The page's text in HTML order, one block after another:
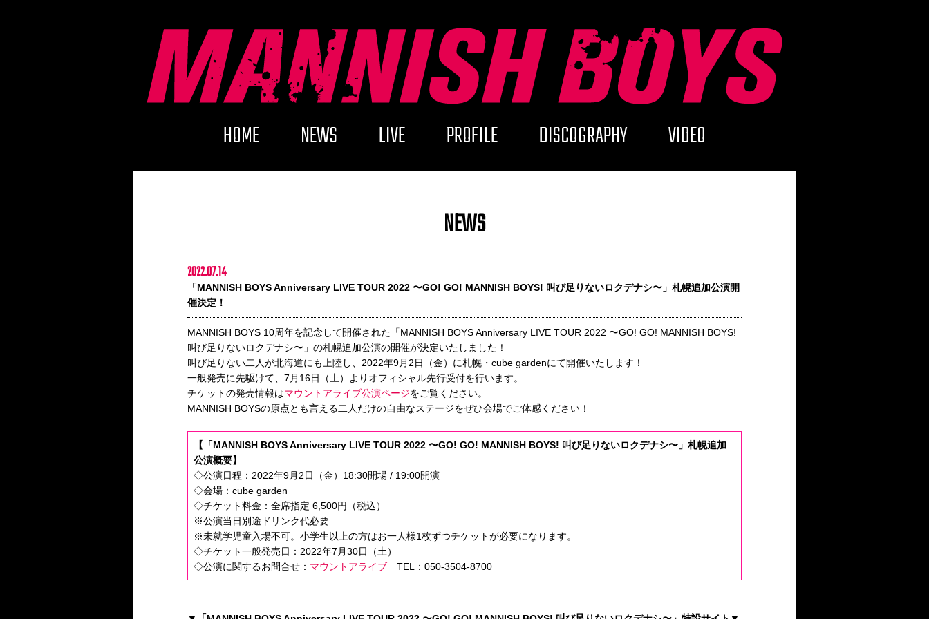
HOME NEWS LIVE PROFILE DISCOGRAPHY VIDEO
NEWS
2022.07.14
「MANNISH BOYS Anniversary LIVE TOUR 2022 〜GO! GO! MANNISH BOYS! 叫び足りないロクデナシ〜」札幌追加公演開
催決定！
MANNISH BOYS 10周年を記念して開催された「MANNISH BOYS Anniversary LIVE TOUR 2022 〜GO! GO! MANNISH BOYS!
叫び足りないロクデナシ〜」の札幌追加公演の開催が決定いたしました！
叫び足りない二人が北海道にも上陸し、2022年9月2日（金）に札幌・cube gardenにて開催いたします！
一般発売に先駆けて、7月16日（土）よりオフィシャル先行受付を行います。
チケットの発売情報はマウントアライブ公演ページをご覧ください。
MANNISH BOYSの原点とも言える二人だけの自由なステージをぜひ会場でご体感ください！
【「MANNISH BOYS Anniversary LIVE TOUR 2022 〜GO! GO! MANNISH BOYS! 叫び足りないロクデナシ〜」札幌追加
公演概要】
◇公演日程：2022年9月2日（金）18:30開場 / 19:00開演
◇会場：cube garden
◇チケット料金：全席指定 6,500円（税込）
※公演当日別途ドリンク代必要
※未就学児童入場不可。小学生以上の方はお一人様1枚ずつチケットが必要になります。
◇チケット一般発売日：2022年7月30日（土）
◇公演に関するお問合せ： マウントアライブ TEL：050-3504-8700